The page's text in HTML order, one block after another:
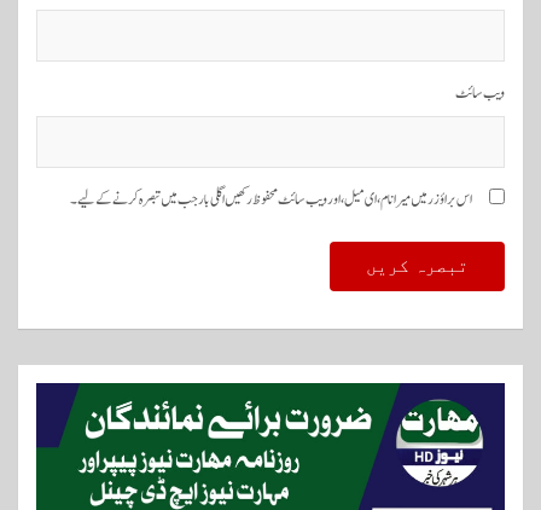
ویب‌ سائٹ
اس براؤزر میں میرا نام، ای میل، اور ویب سائٹ محفوظ رکھیں اگلی بار جب میں تبصرہ کرنے کےلیے۔